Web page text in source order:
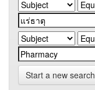
Start a new search